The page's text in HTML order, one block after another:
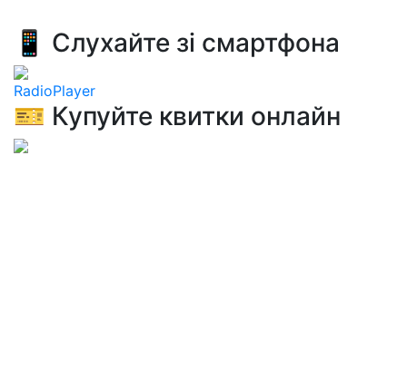
📱 Слухайте зі смартфона
RadioPlayer
🎫 Купуйте квитки онлайн